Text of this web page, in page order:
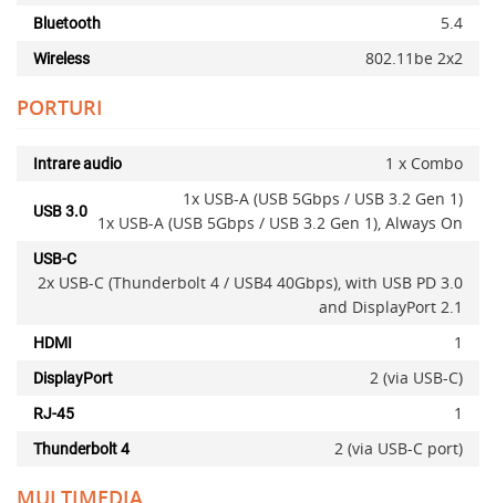
Bluetooth 5.4
Wireless 802.11be 2x2
PORTURI
Intrare audio 1 x Combo
USB 3.0
1x USB-A (USB 5Gbps / USB 3.2 Gen 1)
1x USB-A (USB 5Gbps / USB 3.2 Gen 1), Always On
USB-C
2x USB-C (Thunderbolt 4 / USB4 40Gbps), with USB PD 3.0
and DisplayPort 2.1
HDMI 1
DisplayPort 2 (via USB-C)
RJ-45 1
Thunderbolt 4 2 (via USB-C port)
MULTIMEDIA